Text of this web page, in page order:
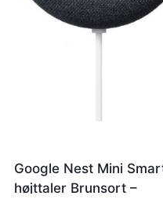
Google Nest Mini
højttaler Brunsort –